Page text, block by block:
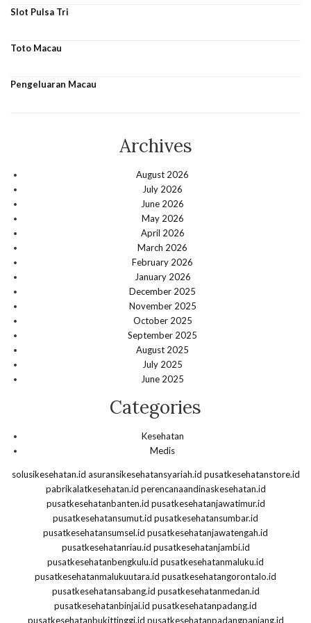
Slot Pulsa Tri
Toto Macau
Pengeluaran Macau
Archives
August 2026
July 2026
June 2026
May 2026
April 2026
March 2026
February 2026
January 2026
December 2025
November 2025
October 2025
September 2025
August 2025
July 2025
June 2025
Categories
Kesehatan
Medis
solusikesehatan.id asuransikesehatansyariah.id pusatkesehatanstore.id
pabrikalatkesehatan.id perencanaandinaskesehatan.id
pusatkesehatanbanten.id pusatkesehatanjawatimur.id
pusatkesehatansumut.id pusatkesehatansumbar.id
pusatkesehatansumsel.id pusatkesehatanjawatengah.id
pusatkesehatanriau.id pusatkesehatanjambi.id
pusatkesehatanbengkulu.id pusatkesehatanmaluku.id
pusatkesehatanmalukuutara.id pusatkesehatangorontalo.id
pusatkesehatansabang.id pusatkesehatanmedan.id
pusatkesehatanbinjai.id pusatkesehatanpadang.id
pusatkesehatanbukittinggi.id pusatkesehatanpadangpanjang.id